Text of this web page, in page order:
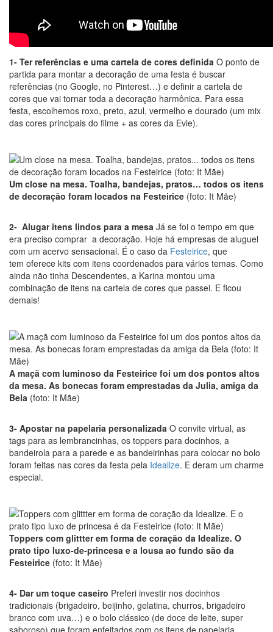
1- Ter referências e uma cartela de cores definida O ponto de
partida para montar a decoração de uma festa é buscar
referências (no Google, no Pinterest…) e definir a cartela de
cores que vai tornar toda a decoração harmônica. Para essa
festa, escolhemos roxo, preto, azul, vermelho e dourado (um mix
das cores principais do filme + as cores da Evie).
Um close na mesa. Toalha, bandejas, pratos… todos os itens
de decoração foram locados na Festeirice (foto: It Mãe)
2- Alugar itens lindos para a mesa Já se foi o tempo em que
era preciso comprar a decoração. Hoje há empresas de aluguel
com um acervo sensacional. É o caso da Festeirice, que
tem oferece kits com itens coordenados para vários temas. Como
ainda não tinha Descendentes, a Karina montou uma
combinação de itens na cartela de cores que passei. E ficou
demais!
A maçã com luminoso da Festeirice foi um dos pontos altos
da mesa. As bonecas foram emprestadas da Julia, amiga da
Bela (foto: It Mãe)
3- Apostar na papelaria personalizada O convite virtual, as
tags para as lembrancinhas, os toppers para docinhos, a
bandeirola para a parede e as bandeirinhas para colocar no bolo
foram feitas nas cores da festa pela Idealize. E deram um charme
especial.
Toppers com glittter em forma de coração da Idealize. O
prato tipo luxo-de-princesa e a lousa ao fundo são da
Festeirice (foto: It Mãe)
4- Dar um toque caseiro Preferi investir nos docinhos
tradicionais (brigadeiro, beijinho, gelatina, churros, brigadeiro
branco com uva…) e o bolo clássico (de doce de leite, super